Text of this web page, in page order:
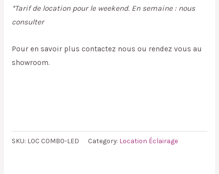
*Tarif de location pour le weekend. En semaine : nous
consulter
Pour en savoir plus contactez nous ou rendez vous au
showroom.
SKU: LOC COMBO-LED Category: Location Éclairage